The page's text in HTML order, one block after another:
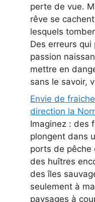
perte de vue.
rêve se
lesquels
Des erreurs
passion
mettre en
sans le savoir,
Envie de
direction la
Imaginez : des
plongent dans
ports de pêche
des huîtres
des îles
seulement à
paysages à